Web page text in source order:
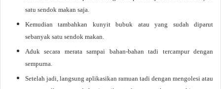
satu sendok makan saja.
Kemudian tambahkan kunyit bubuk atau yang sudah diparut
sebanyak satu sendok makan.
Aduk secara merata sampai bahan-bahan tadi tercampur dengan
sempurna.
Setelah jadi, langsung aplikasikan ramuan tadi dengan mengolesi atau